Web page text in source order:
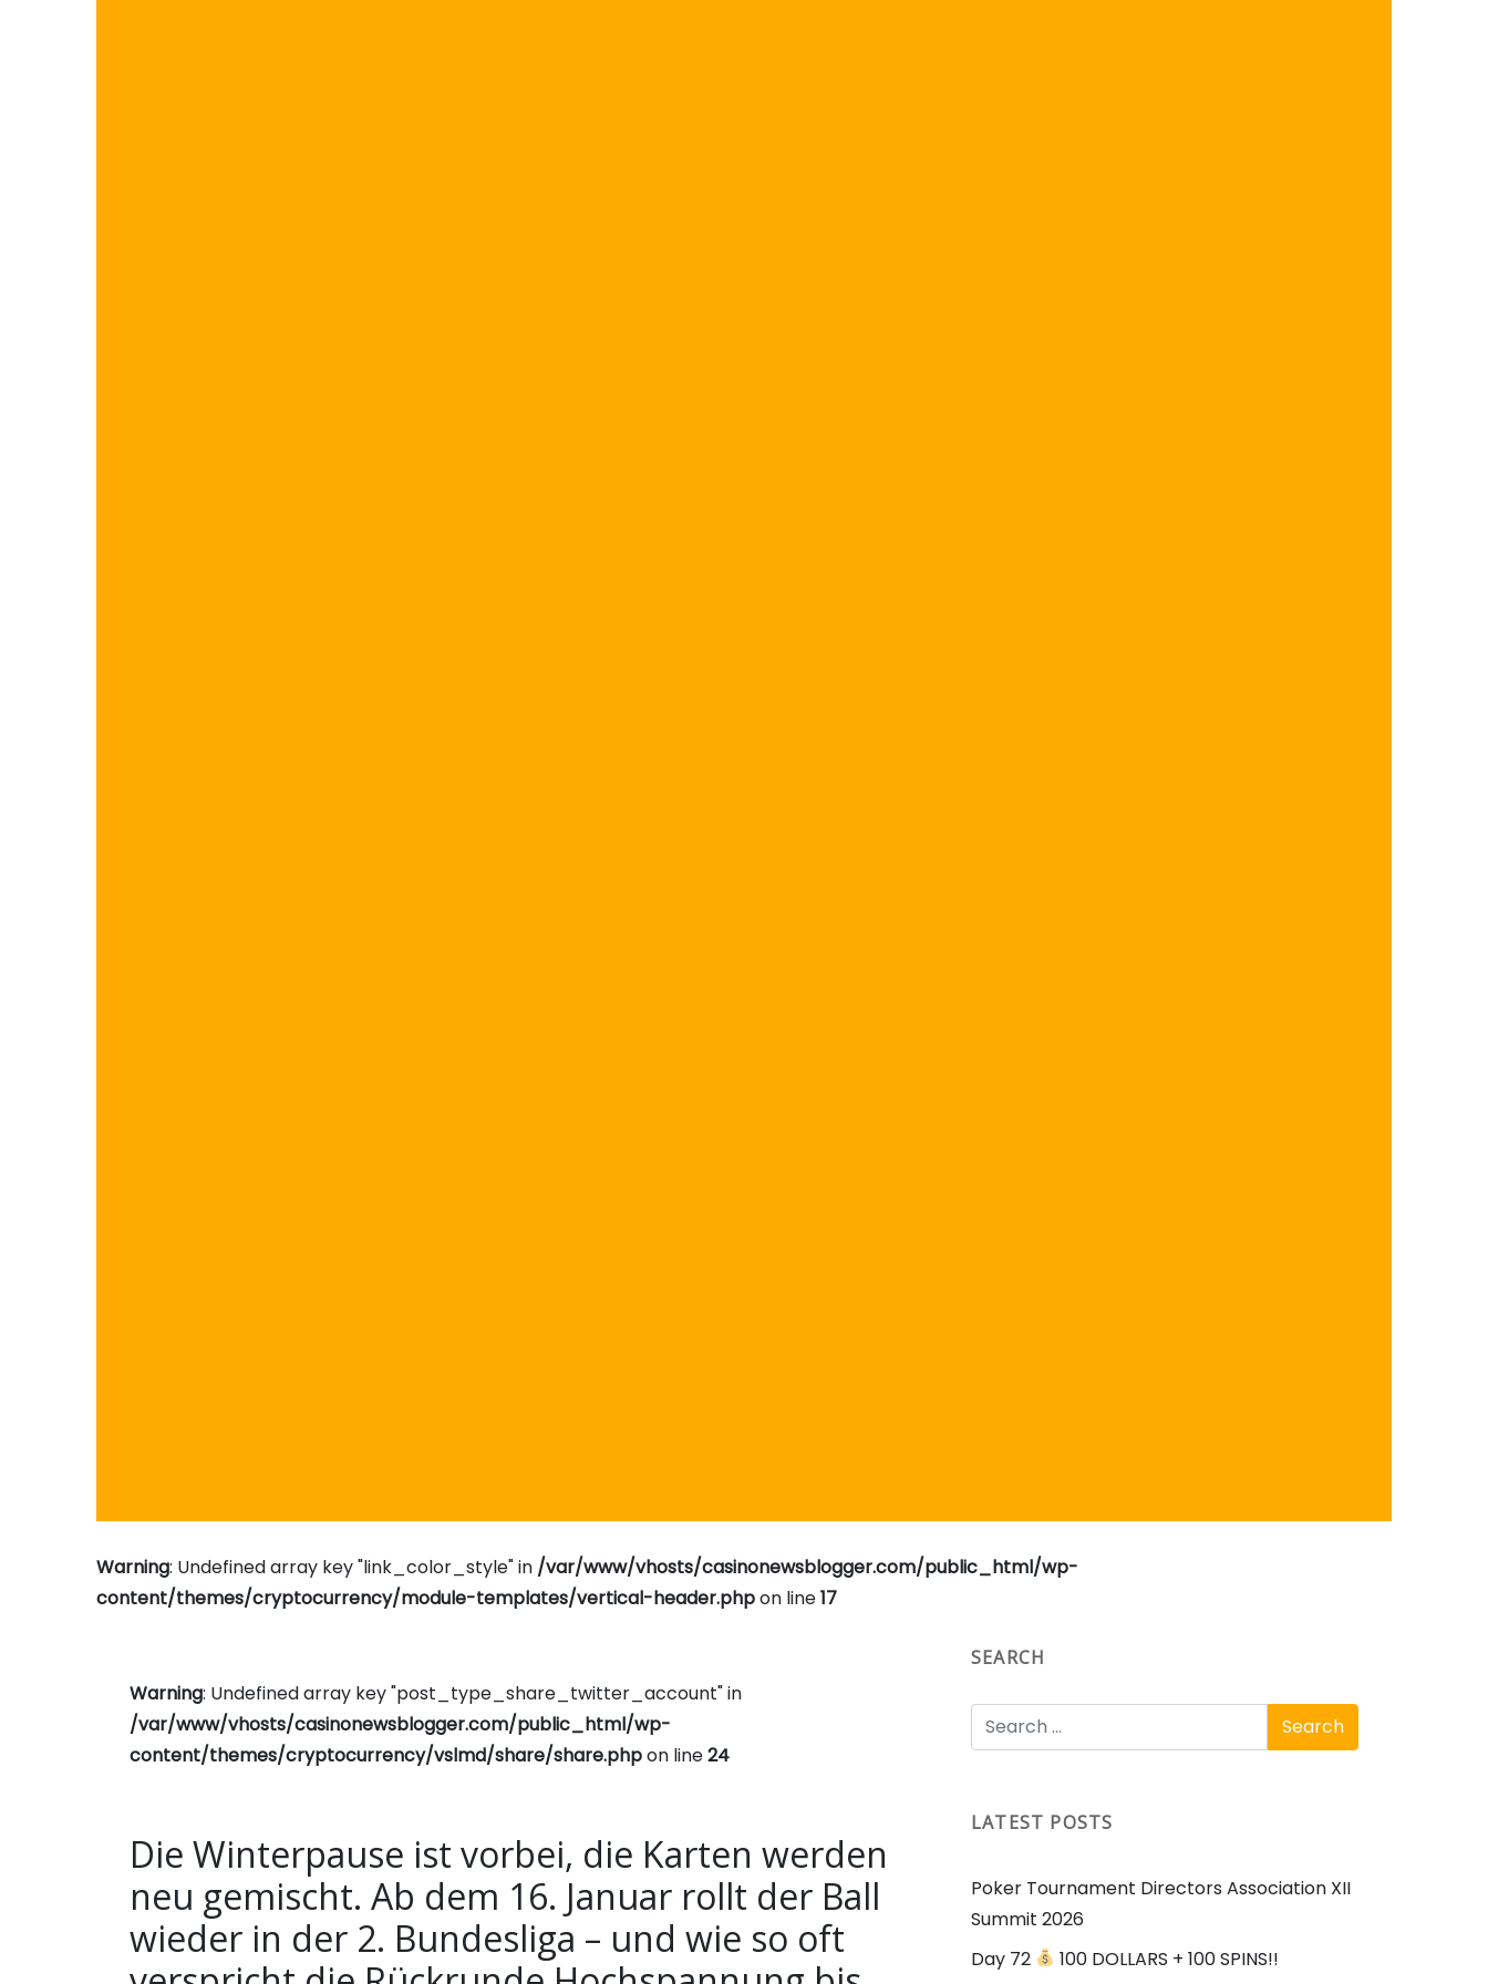
Warning: Undefined array key "link_color_style" in /var/www/vhosts/casinonewsblogger.com/public_html/wp-
content/themes/cryptocurrency/module-templates/vertical-header.phpon line17
Warning: Undefined array key "post_type_share_twitter_account" in
/var/www/vhosts/casinonewsblogger.com/public_html/wp-
content/themes/cryptocurrency/vslmd/share/share.phpon line24
Die Winterpause ist vorbei, die Karten werden
neu gemischt. Ab dem 16. Januar rollt der Ball
wieder in der 2. Bundesliga – und wie so oft
SEARCH
LATEST POSTS
Poker Tournament Directors Association XII
Summit 2026
Day 72
100 DOLLARS + 100 SPINS!!